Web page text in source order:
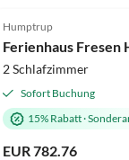
Humptrup
Ferienhaus Fresen
2 Schlafzimmer
Sofort Buchung
15% Rabatt·
EUR 782.76